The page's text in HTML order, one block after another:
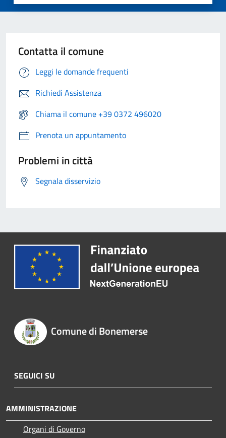
Contatta il comune
Leggi le domande frequenti
Richiedi Assistenza
Chiama il comune +39 0372 496020
Prenota un appuntamento
Problemi in città
Segnala disservizio
Comune di Bonemerse
SEGUICI SU
AMMINISTRAZIONE
Organi di Governo